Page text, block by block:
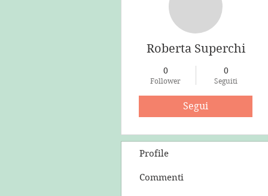
Roberta Superchi
0
Follower
0
Seguiti
Segui
Profile
Commenti